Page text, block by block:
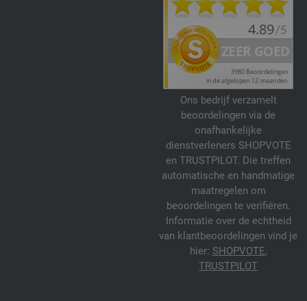
Ons bedrijf verzamelt
beoordelingen via de
onafhankelijke
dienstverleners SHOPVOTE
en TRUSTPILOT. Die treffen
automatische en handmatige
maatregelen om
beoordelingen te verifiëren.
Informatie over de echtheid
van klantbeoordelingen vind je
hier: SHOPVOTE,
TRUSTPILOT